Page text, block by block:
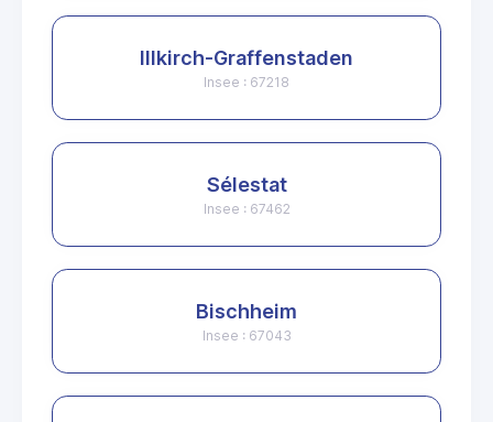
Illkirch-Graffenstaden
Insee : 67218
Sélestat
Insee : 67462
Bischheim
Insee : 67043